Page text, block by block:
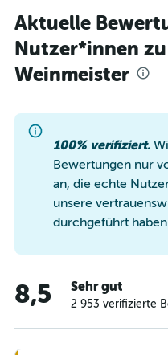
Aktuelle
Nutzer*innen
Weinmeister
100% verifiziert.
Bewertungen nur
an, die echte
unsere
durchgeführt
8,5 Sehr gut
2 953 verifizierte